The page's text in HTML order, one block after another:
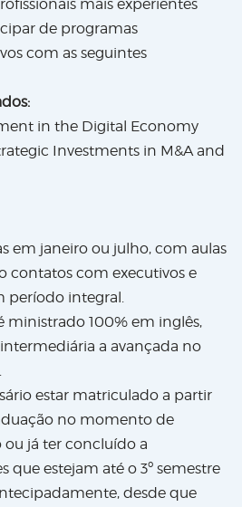
mais experientes
de programas
com as seguintes
in the Digital Economy
Investments in M&A and
em janeiro ou julho, com aulas
contatos com executivos e
período integral.
ministrado 100% em inglês,
a avançada no
estar matriculado a partir
no momento de
já ter concluído a
que estejam até o 3º semestre
desde que